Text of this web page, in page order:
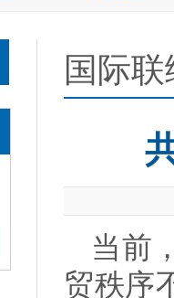
国际联
当前
贸秩序